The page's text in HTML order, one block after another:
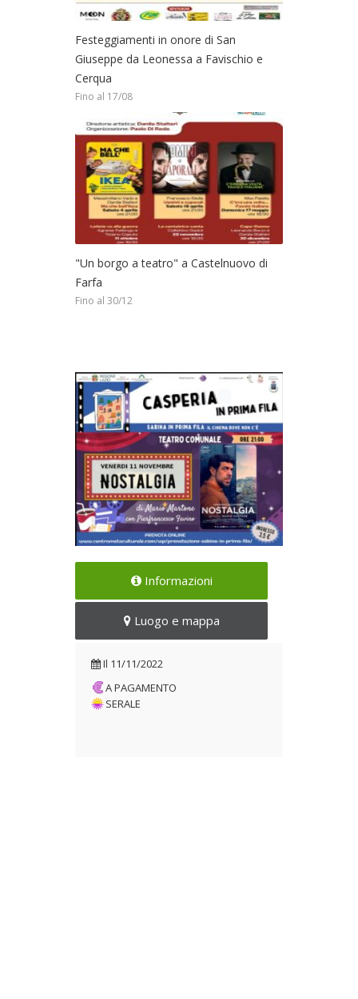
Festeggiamenti in onore di San
Giuseppe da Leonessa a Favischio e
Cerqua
Fino al 17/08
"Un borgo a teatro" a Castelnuovo di
Farfa
Fino al 30/12
Casperia in prima fila. Il
Il 11/11/2022
Informazioni
Luogo e mappa
Il 11/11/2022
A PAGAMENTO
SERALE